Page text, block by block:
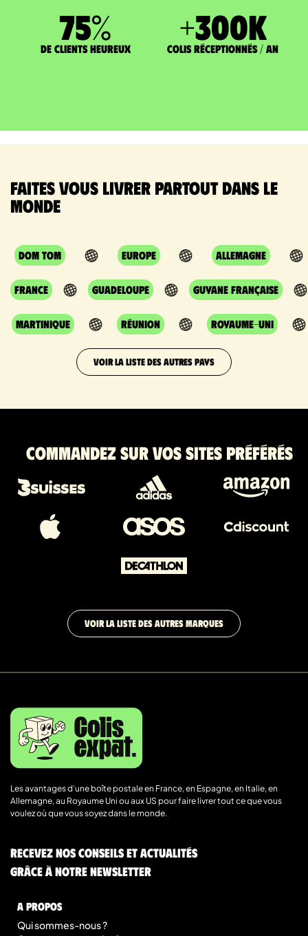
75%
de clients heureux
+300K
Colis réceptionnés / an
Faites vous livrer partout dans le
monde
DOM TOM Europe Allemagne
France Guadeloupe Guyane Française
Martinique Réunion Royaume-Uni
VOIR LA LISTE DES AUTRES PAYS
Commandez sur vos sites préférés
VOIR LA LISTE DES AUTRES MARQUES
Les avantages d’une boîte postale en France, en Espagne, en Italie, en
Allemagne, au Royaume Uni ou aux US pour faire livrer tout ce que vous
voulez où que vous soyez dans le monde.
Recevez nos conseils et actualités
grâce à notre newsletter
A Propos
Qui sommes-nous ?